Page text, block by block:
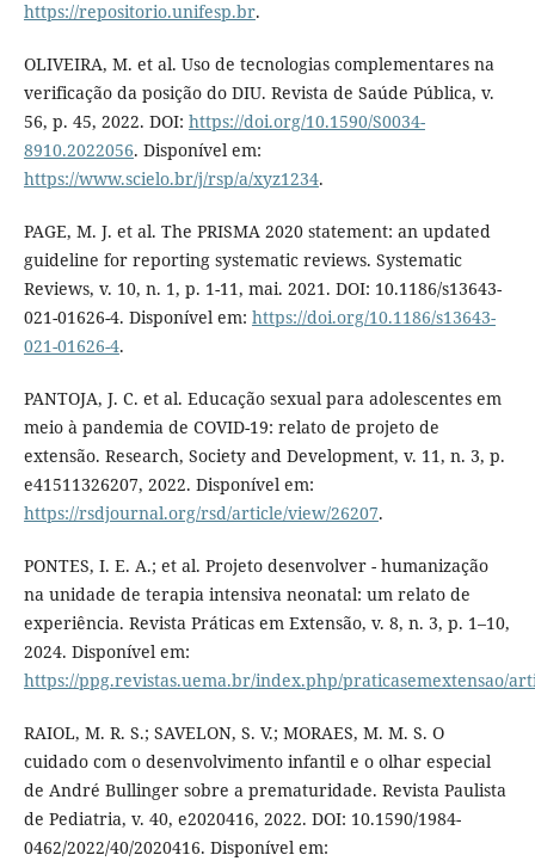
https://repositorio.unifesp.br.
OLIVEIRA, M. et al. Uso de tecnologias complementares na
verificação da posição do DIU. Revista de Saúde Pública, v.
56, p. 45, 2022. DOI: https://doi.org/10.1590/S0034-
8910.2022056. Disponível em:
https://www.scielo.br/j/rsp/a/xyz1234.
PAGE, M. J. et al. The PRISMA 2020 statement: an updated
guideline for reporting systematic reviews. Systematic
Reviews, v. 10, n. 1, p. 1-11, mai. 2021. DOI: 10.1186/s13643-
021-01626-4. Disponível em: https://doi.org/10.1186/s13643-
021-01626-4.
PANTOJA, J. C. et al. Educação sexual para adolescentes em
meio à pandemia de COVID-19: relato de projeto de
extensão. Research, Society and Development, v. 11, n. 3, p.
e41511326207, 2022. Disponível em:
https://rsdjournal.org/rsd/article/view/26207.
PONTES, I. E. A.; et al. Projeto desenvolver - humanização
na unidade de terapia intensiva neonatal: um relato de
experiência. Revista Práticas em Extensão, v. 8, n. 3, p. 1–10,
2024. Disponível em:
https://ppg.revistas.uema.br/index.php/praticasemextensao/
RAIOL, M. R. S.; SAVELON, S. V.; MORAES, M. M. S. O
cuidado com o desenvolvimento infantil e o olhar especial
de André Bullinger sobre a prematuridade. Revista Paulista
de Pediatria, v. 40, e2020416, 2022. DOI: 10.1590/1984-
0462/2022/40/2020416. Disponível em: